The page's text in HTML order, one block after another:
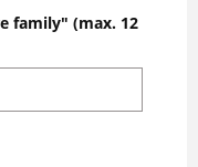
family" (max. 12